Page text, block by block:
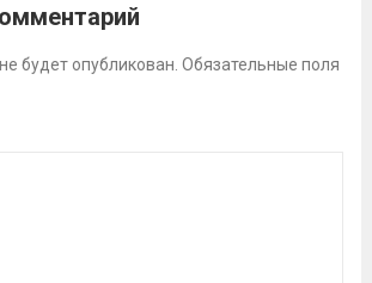
комплекса «Готов к труду
(ГТО)!Все желающие
нормативов ВФСК ГТО️⁣⁣⠀Те,
будет опубликован. Обязательные поля